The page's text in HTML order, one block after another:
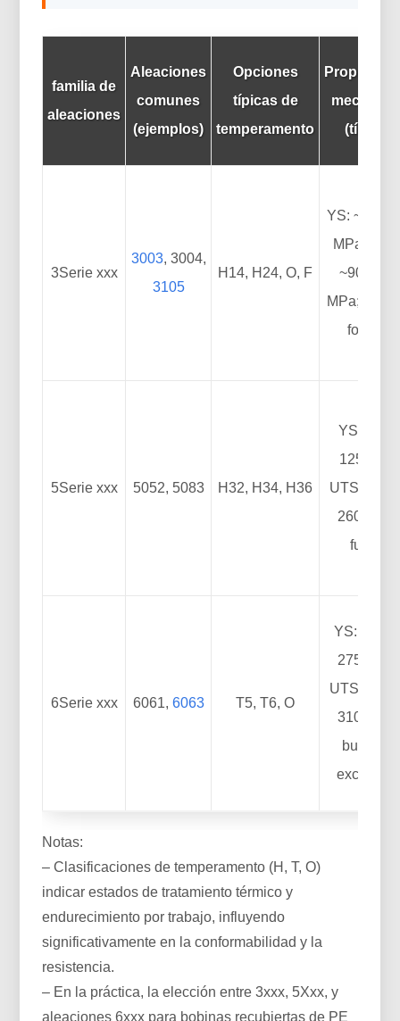
familia de
aleaciones
Aleaciones
comunes
(ejemplos)
Opciones
típicas de
temperamento
(típico)
3Serie xxx
3003, 3004,
3105
H14, H24, O, F
YS:
MPa;
~90–150
MPa; fácil
formar
5Serie xxx 5052, 5083 H32, H34, H36
YS: ~90–
125MPa;
UTS:
260 MPa;
fuerte
6Serie xxx 6061, 6063 T5, T6, O
YS:
275 MPa;
UTS:
310 MPa;
bueno a
excelente
Notas:
– Clasificaciones de temperamento (H, T, O)
indicar estados de tratamiento térmico y
endurecimiento por trabajo, influyendo
significativamente en la conformabilidad y la
resistencia.
– En la práctica, la elección entre 3xxx, 5Xxx, y
aleaciones 6xxx para bobinas recubiertas de PE